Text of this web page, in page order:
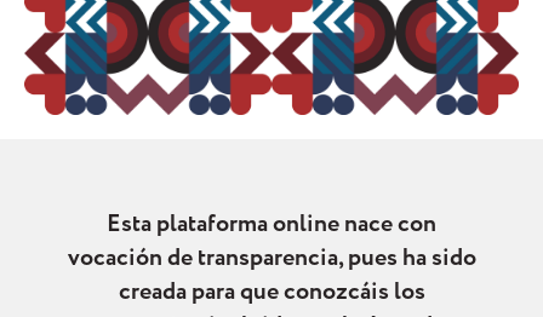
Esta plataforma online nace con
vocación de transparencia, pues ha sido
creada para que conozcáis los